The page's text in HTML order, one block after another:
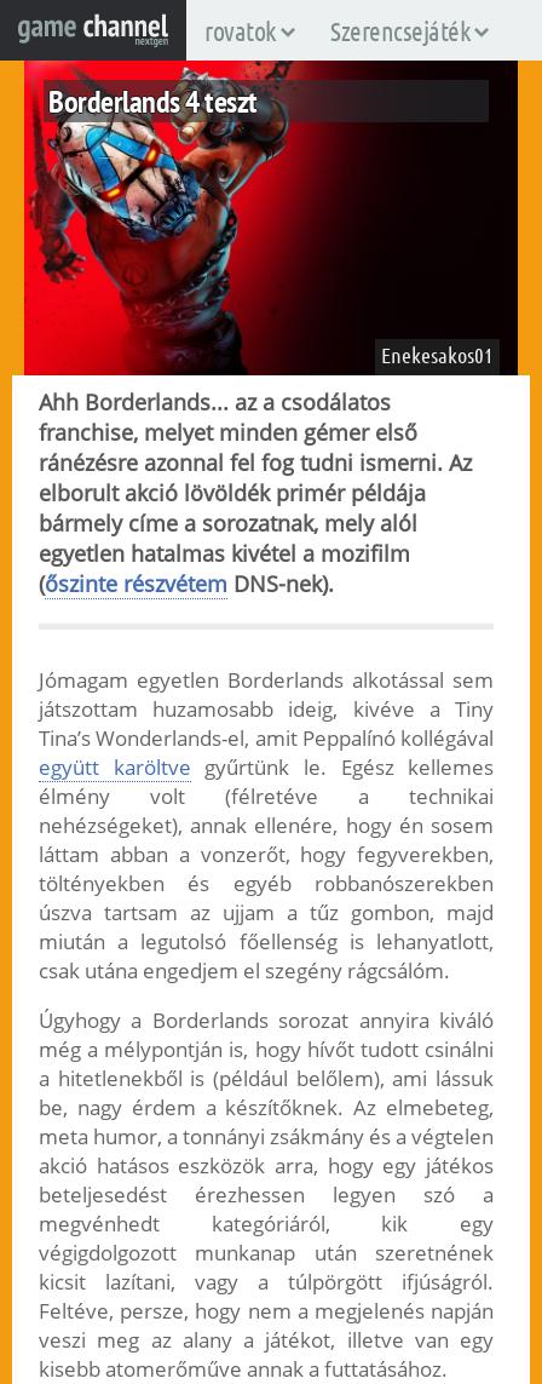
rovatok Szerencsejáték
Borderlands 4 teszt
nintendo-switch2 pc ps5
xboxsx
2025. szeptember 23.
6.574
Enekesakos01
Ahh Borderlands... az a csodálatos
franchise, melyet minden gémer első
ránézésre azonnal fel fog tudni ismerni. Az
elborult akció lövöldék primér példája
bármely címe a sorozatnak, mely alól
egyetlen hatalmas kivétel a mozifilm
(őszinte részvétem DNS-nek).
Jómagam egyetlen Borderlands alkotással sem
játszottam huzamosabb ideig, kivéve a Tiny
Tina’s Wonderlands-el, amit Peppalínó kollégával
együtt karöltve gyűrtünk le. Egész kellemes
élmény volt (félretéve a technikai
nehézségeket), annak ellenére, hogy én sosem
láttam abban a vonzerőt, hogy fegyverekben,
töltényekben és egyéb robbanószerekben
úszva tartsam az ujjam a tűz gombon, majd
miután a legutolsó főellenség is lehanyatlott,
csak utána engedjem el szegény rágcsálóm.
Úgyhogy a Borderlands sorozat annyira kiváló
még a mélypontján is, hogy hívőt tudott csinálni
a hitetlenekből is (például belőlem), ami lássuk
be, nagy érdem a készítőknek. Az elmebeteg,
meta humor, a tonnányi zsákmány és a végtelen
akció hatásos eszközök arra, hogy egy játékos
beteljesedést érezhessen legyen szó a
megvénhedt kategóriáról, kik egy
végigdolgozott munkanap után szeretnének
kicsit lazítani, vagy a túlpörgött ifjúságról.
Feltéve, persze, hogy nem a megjelenés napján
veszi meg az alany a játékot, illetve van egy
kisebb atomerőműve annak a futtatásához.